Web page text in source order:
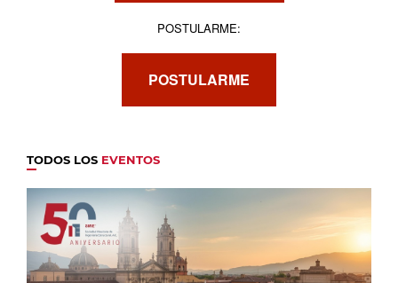
POSTULARME:
POSTULARME
TODOS LOS EVENTOS